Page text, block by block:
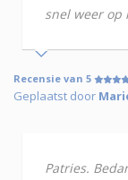
snel weer op
Recensie van 5
Geplaatst door
Patries.